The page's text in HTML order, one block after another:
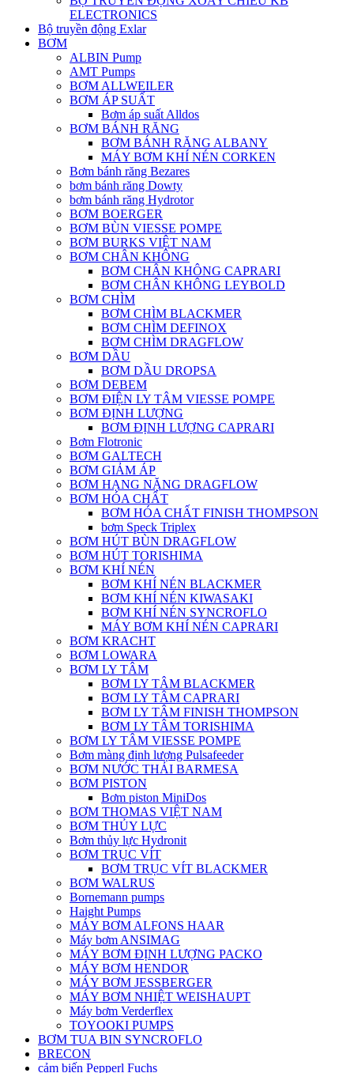
ELECTRONICS
Bộ truyền động Exlar
BƠM
ALBIN Pump
AMT Pumps
BƠM ALLWEILER
BƠM ÁP SUẤT
Bơm áp suất Alldos
BƠM BÁNH RĂNG
BƠM BÁNH RĂNG ALBANY
MÁY BƠM KHÍ NÉN CORKEN
Bơm bánh răng Bezares
bơm bánh răng Dowty
bơm bánh răng Hydrotor
BƠM BOERGER
BƠM BÙN VIESSE POMPE
BƠM BURKS VIỆT NAM
BƠM CHÂN KHÔNG
BƠM CHÂN KHÔNG CAPRARI
BƠM CHÂN KHÔNG LEYBOLD
BƠM CHÌM
BƠM CHÌM BLACKMER
BƠM CHÌM DEFINOX
BƠM CHÌM DRAGFLOW
BƠM DẦU
BƠM DẦU DROPSA
BƠM DEBEM
BƠM ĐIỆN LY TÂM VIESSE POMPE
BƠM ĐỊNH LƯỢNG
BƠM ĐỊNH LƯỢNG CAPRARI
Bơm Flotronic
BƠM GALTECH
BƠM GIẢM ÁP
BƠM HẠNG NẶNG DRAGFLOW
BƠM HÓA CHẤT
BƠM HÓA CHẤT FINISH THOMPSON
bơm Speck Triplex
BƠM HÚT BÙN DRAGFLOW
BƠM HÚT TORISHIMA
BƠM KHÍ NÉN
BƠM KHÍ NÉN BLACKMER
BƠM KHÍ NÉN KIWASAKI
BƠM KHÍ NÉN SYNCROFLO
MÁY BƠM KHÍ NÉN CAPRARI
BƠM KRACHT
BƠM LOWARA
BƠM LY TÂM
BƠM LY TÂM BLACKMER
BƠM LY TÂM CAPRARI
BƠM LY TÂM FINISH THOMPSON
BƠM LY TÂM TORISHIMA
BƠM LY TÂM VIESSE POMPE
Bơm màng định lượng Pulsafeeder
BƠM NƯỚC THẢI BARMESA
BƠM PISTON
Bơm piston MiniDos
BƠM THOMAS VIỆT NAM
BƠM THỦY LỰC
Bơm thủy lực Hydronit
BƠM TRỤC VÍT
BƠM TRỤC VÍT BLACKMER
BƠM WALRUS
Bornemann pumps
Haight Pumps
MÁY BƠM ALFONS HAAR
Máy bơm ANSIMAG
MÁY BƠM ĐỊNH LƯỢNG PACKO
MÁY BƠM HENDOR
MÁY BƠM JESSBERGER
MÁY BƠM NHIỆT WEISHAUPT
Máy bơm Verderflex
TOYOOKI PUMPS
BƠM TUA BIN SYNCROFLO
BRECON
cảm biến Pepperl Fuchs